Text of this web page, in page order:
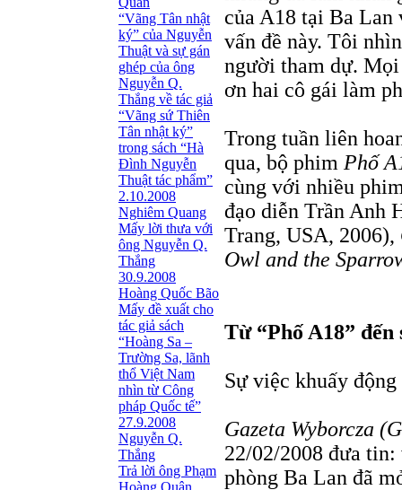
“Vãng Tân nhật
ký” của Nguyễn
Thuật và sự gán
ghép của ông
Nguyễn Q.
Thắng về tác giả
“Vãng sứ Thiên
Tân nhật ký”
trong sách “Hà
Đình Nguyễn
Thuật tác phẩm”
2.10.2008
Nghiêm Quang
Mấy lời thưa với
ông Nguyễn Q.
Thắng
30.9.2008
Hoàng Quốc Bão
Mấy đề xuất cho
tác giả sách
“Hoàng Sa –
Trường Sa, lãnh
thổ Việt Nam
nhìn từ Công
pháp Quốc tế”
27.9.2008
Nguyễn Q.
Thắng
Trả lời ông Phạm
Hoàng Quân
của A18 tại Ba Lan
vấn đề này. Tôi
người tham dự. Mọi
ơn hai cô gái làm
Trong tuần liên
qua, bộ phim Phố
cùng với nhiều
đạo diễn Trần Anh
Trang, USA, 2006),
Owl and the
Từ “Phố A18” đến
Sự việc khuấy
Gazeta Wyborcza
22/02/2008 đưa
phòng Ba Lan đã